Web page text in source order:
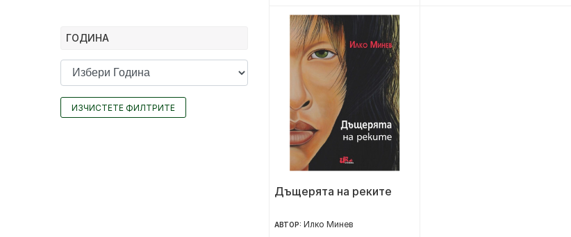
ГОДИНА
ИЗЧИСТЕТЕ ФИЛТРИТЕ
Дъщерята на реките
АВТОР: Илко Минев